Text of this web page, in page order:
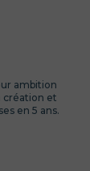
ambition
création et
en 5 ans.